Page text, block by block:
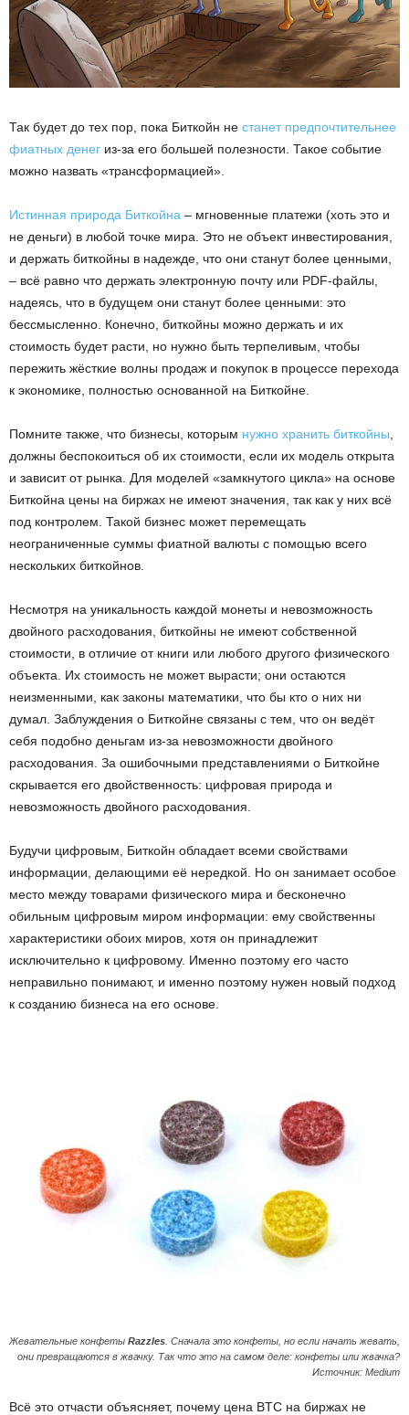
Так будет до тех пор, пока Биткойн не станет предпочтительнее
фиатных денег из-за его большей полезности. Такое событие
можно назвать «трансформацией».
Истинная природа Биткойна – мгновенные платежи (хоть это и
не деньги) в любой точке мира. Это не объект инвестирования,
и держать биткойны в надежде, что они станут более ценными,
– всё равно что держать электронную почту или PDF-файлы,
надеясь, что в будущем они станут более ценными: это
бессмысленно. Конечно, биткойны можно держать и их
стоимость будет расти, но нужно быть терпеливым, чтобы
пережить жёсткие волны продаж и покупок в процессе перехода
к экономике, полностью основанной на Биткойне.
Помните также, что бизнесы, которым нужно хранить биткойны
должны беспокоиться об их стоимости, если их модель открыта
и зависит от рынка. Для моделей «замкнутого цикла» на основе
Биткойна цены на биржах не имеют значения, так как у них всё
под контролем. Такой бизнес может перемещать
неограниченные суммы фиатной валюты с помощью всего
нескольких биткойнов.
Несмотря на уникальность каждой монеты и невозможность
двойного расходования, биткойны не имеют собственной
стоимости, в отличие от книги или любого другого физического
объекта. Их стоимость не может вырасти; они остаются
неизменными, как законы математики, что бы кто о них ни
думал. Заблуждения о Биткойне связаны с тем, что он ведёт
себя подобно деньгам из-за невозможности двойного
расходования. За ошибочными представлениями о Биткойне
скрывается его двойственность: цифровая природа и
невозможность двойного расходования.
Будучи цифровым, Биткойн обладает всеми свойствами
информации, делающими её нередкой. Но он занимает особое
место между товарами физического мира и бесконечно
обильным цифровым миром информации: ему свойственны
характеристики обоих миров, хотя он принадлежит
исключительно к цифровому. Именно поэтому его часто
неправильно понимают, и именно поэтому нужен новый подход
к созданию бизнеса на его основе.
Жевательные конфеты Razzles . Сначала это конфеты, но если начать жевать,
они превращаются в жвачку. Так что это на самом деле: конфеты или жвачка?
Источник: Medium
Всё это отчасти объясняет, почему цена BTC на биржах не